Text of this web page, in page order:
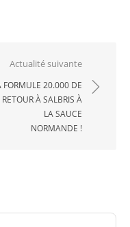
Actualité suivante
FORMULE 20.000 DE
RETOUR À SALBRIS À
LA SAUCE
NORMANDE !